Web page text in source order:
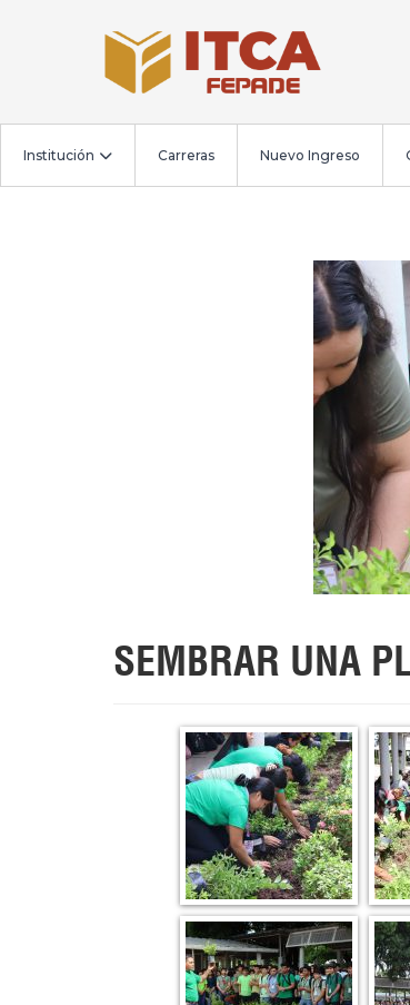
Institución Carreras Nuevo Ingreso
SEMBRAR UNA